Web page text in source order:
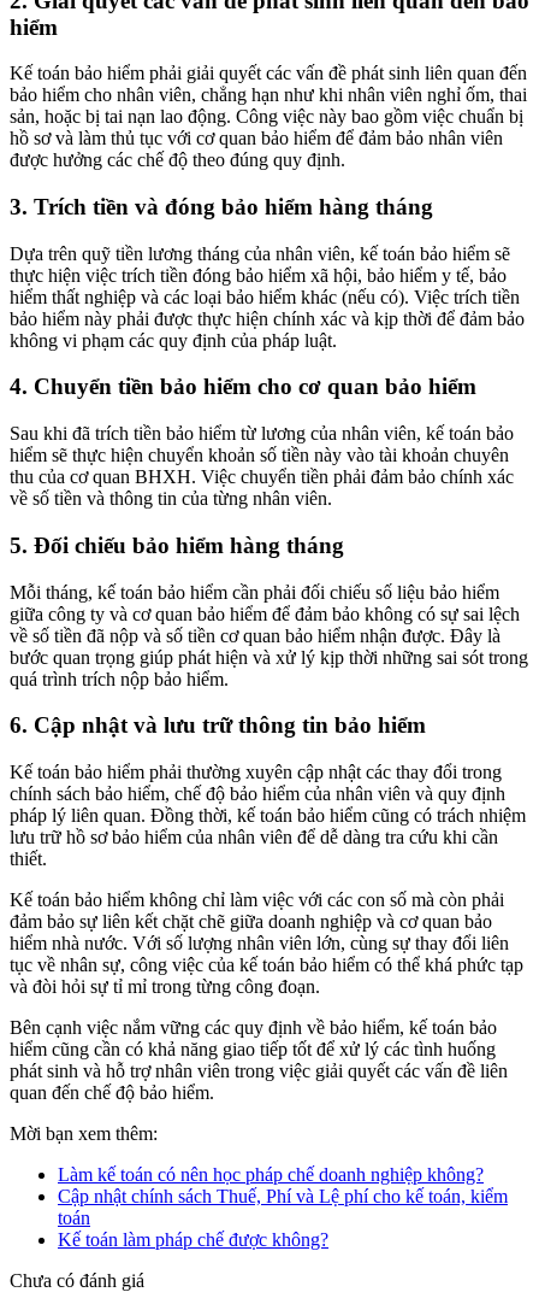
hiểm
Kế toán bảo hiểm phải giải quyết các vấn đề phát sinh liên quan đến
bảo hiểm cho nhân viên, chẳng hạn như khi nhân viên nghỉ ốm, thai
sản, hoặc bị tai nạn lao động. Công việc này bao gồm việc chuẩn bị
hồ sơ và làm thủ tục với cơ quan bảo hiểm để đảm bảo nhân viên
được hưởng các chế độ theo đúng quy định.
3. Trích tiền và đóng bảo hiểm hàng tháng
Dựa trên quỹ tiền lương tháng của nhân viên, kế toán bảo hiểm sẽ
thực hiện việc trích tiền đóng bảo hiểm xã hội, bảo hiểm y tế, bảo
hiểm thất nghiệp và các loại bảo hiểm khác (nếu có). Việc trích tiền
bảo hiểm này phải được thực hiện chính xác và kịp thời để đảm bảo
không vi phạm các quy định của pháp luật.
4. Chuyển tiền bảo hiểm cho cơ quan bảo hiểm
Sau khi đã trích tiền bảo hiểm từ lương của nhân viên, kế toán bảo
hiểm sẽ thực hiện chuyển khoản số tiền này vào tài khoản chuyên
thu của cơ quan BHXH. Việc chuyển tiền phải đảm bảo chính xác
về số tiền và thông tin của từng nhân viên.
5. Đối chiếu bảo hiểm hàng tháng
Mỗi tháng, kế toán bảo hiểm cần phải đối chiếu số liệu bảo hiểm
giữa công ty và cơ quan bảo hiểm để đảm bảo không có sự sai lệch
về số tiền đã nộp và số tiền cơ quan bảo hiểm nhận được. Đây là
bước quan trọng giúp phát hiện và xử lý kịp thời những sai sót trong
quá trình trích nộp bảo hiểm.
6. Cập nhật và lưu trữ thông tin bảo hiểm
Kế toán bảo hiểm phải thường xuyên cập nhật các thay đổi trong
chính sách bảo hiểm, chế độ bảo hiểm của nhân viên và quy định
pháp lý liên quan. Đồng thời, kế toán bảo hiểm cũng có trách nhiệm
lưu trữ hồ sơ bảo hiểm của nhân viên để dễ dàng tra cứu khi cần
thiết.
Kế toán bảo hiểm không chỉ làm việc với các con số mà còn phải
đảm bảo sự liên kết chặt chẽ giữa doanh nghiệp và cơ quan bảo
hiểm nhà nước. Với số lượng nhân viên lớn, cùng sự thay đổi liên
tục về nhân sự, công việc của kế toán bảo hiểm có thể khá phức tạp
và đòi hỏi sự tỉ mỉ trong từng công đoạn.
Bên cạnh việc nắm vững các quy định về bảo hiểm, kế toán bảo
hiểm cũng cần có khả năng giao tiếp tốt để xử lý các tình huống
phát sinh và hỗ trợ nhân viên trong việc giải quyết các vấn đề liên
quan đến chế độ bảo hiểm.
Mời bạn xem thêm:
Làm kế toán có nên học pháp chế doanh nghiệp không?
Cập nhật chính sách Thuế, Phí và Lệ phí cho kế toán, kiểm
toán
Kế toán làm pháp chế được không?
Chưa có đánh giá